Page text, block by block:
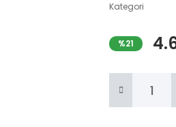
Kategori
%21